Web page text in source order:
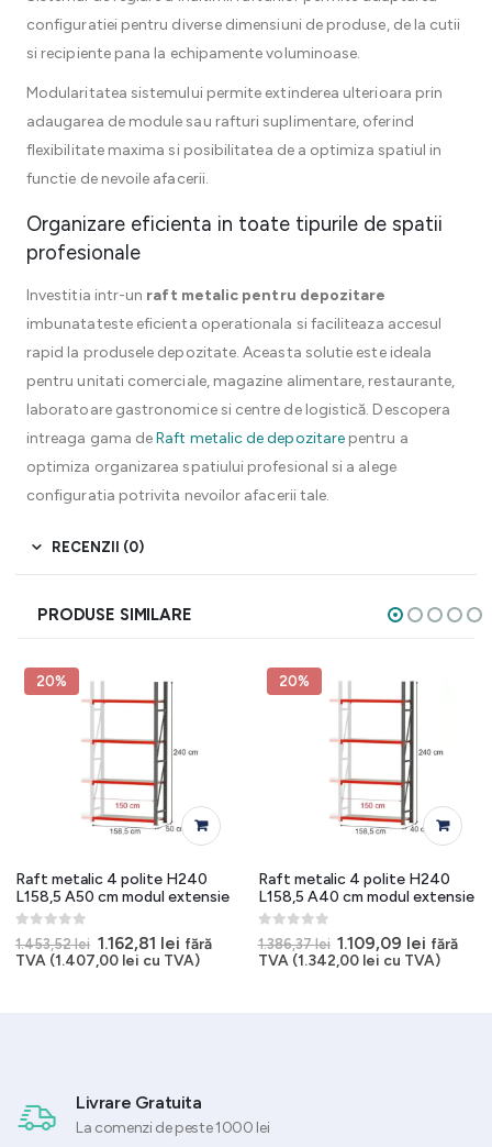
configuratiei pentru diverse dimensiuni de produse, de la cutii
si recipiente pana la echipamente voluminoase.
Modularitatea sistemului permite extinderea ulterioara prin
adaugarea de module sau rafturi suplimentare, oferind
flexibilitate maxima si posibilitatea de a optimiza spatiul in
functie de nevoile afacerii.
Organizare eficienta in toate tipurile de spatii
profesionale
Investitia intr-un raft metalic pentru depozitare
imbunatateste eficienta operationala si faciliteaza accesul
rapid la produsele depozitate. Aceasta solutie este ideala
pentru unitati comerciale, magazine alimentare, restaurante,
laboratoare gastronomice si centre de logistică. Descopera
intreaga gama deRaft metalic de depozitare pentru a
optimiza organizarea spatiului profesional si a alege
configuratia potrivita nevoilor afacerii tale.
RECENZII (0)
PRODUSE SIMILARE
20%
Raft metalic 4 polite H240
L158,5 A50 cm modul extensie
0 out of 5
1.453,52lei Prețul
inițial
a
1.162,81 leiPrețul
curent
fără
TVA (1.407,00 lei cu TVA)
20%
Raft metalic 4 polite H240
L158,5 A40 cm modul extensie
0 out of 5
1.386,37lei Prețul
inițial
a
1.109,09 lei Prețul
curent
fără
TVA (1.342,00 lei cu TVA)
Livrare Gratuita
La comenzi de peste 1000 lei